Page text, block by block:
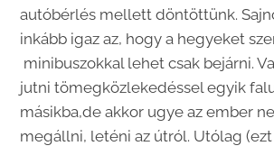
autóbérlés mellett döntöttünk.
inkább igaz az, hogy a hegyeket
minibuszokkal lehet csak bejárni.
jutni tömegközlekedéssel egyik
másikba,de akkor ugye az ember
megállni, leténi az útról. Utólag